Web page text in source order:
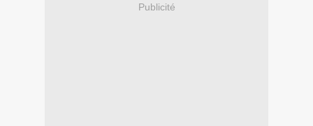
Publicité